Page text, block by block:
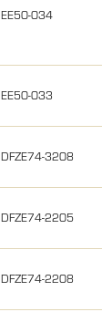
EE50-034
EE50-033
DFZE74-3208
DFZE74-2205
DFZE74-2208